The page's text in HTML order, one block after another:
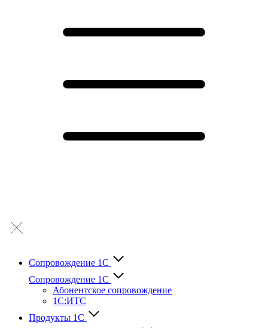
Сопровождение 1С
Сопровождение 1С
Абонентское сопровождение
1С:ИТС
Продукты 1С